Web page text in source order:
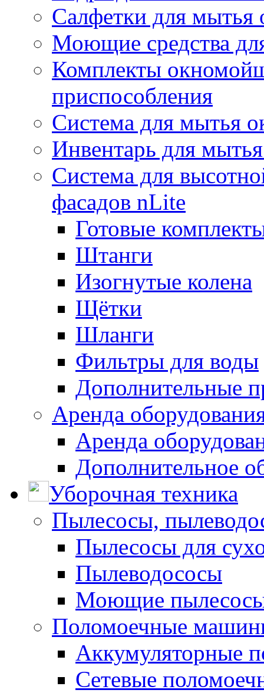
Салфетки для мытья
Моющие средства
Комплекты
приспособления
Система для мытья
Инвентарь для
Система для
фасадов nLite
Готовые
Штанги
Изогнутые колена
Щётки
Шланги
Фильтры для воды
Дополнительные
Аренда
Аренда
Дополнительное
Уборочная техника
Пылесосы,
Пылесосы для
Пылеводососы
Моющие пылесосы
Поломоечные
Аккумуляторные
Сетевые